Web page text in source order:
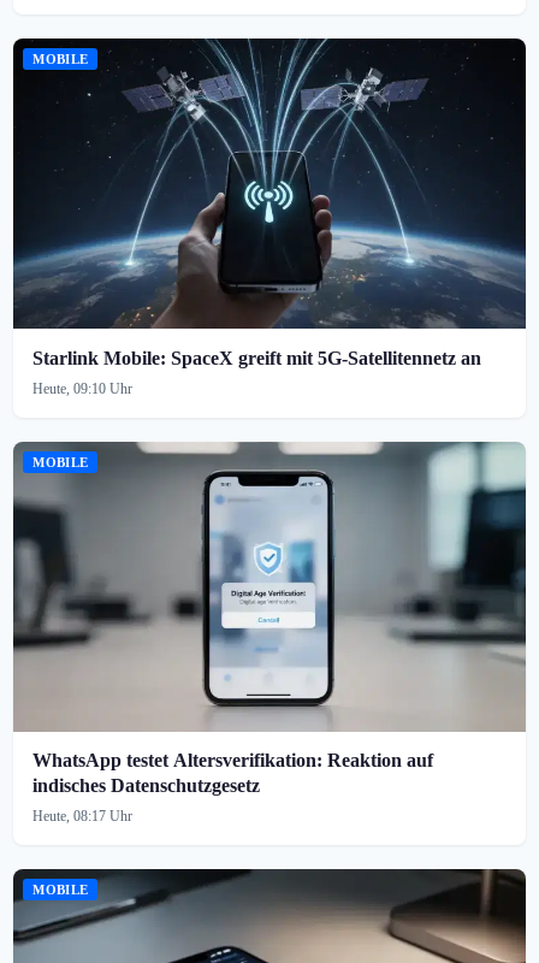
MOBILE
Starlink Mobile: SpaceX greift mit 5G-Satellitennetz an
Heute, 09:10 Uhr
MOBILE
WhatsApp testet Altersverifikation: Reaktion auf
indisches Datenschutzgesetz
Heute, 08:17 Uhr
MOBILE